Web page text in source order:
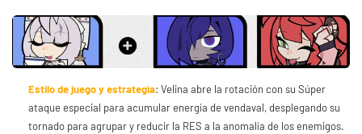
Estilo de juego y estrategia: Velina abre la rotación con su Súper
ataque especial para acumular energía de vendaval, desplegando su
tornado para agrupar y reducir la RES a la anomalía de los enemigos.